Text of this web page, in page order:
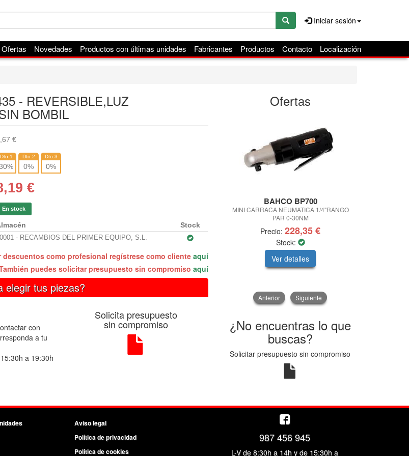
Iniciar sesión
Ofertas Novedades Productos con últimas unidades Fabricantes Productos Contacto Localización
- REVERSIBLE,LUZ
BOMBIL
€
Dto.1
%
Dto.2
0%
Dto.3
0%
€
En stock
Stock
- RECAMBIOS DEL PRIMER EQUIPO, S.L.
como profesional regístrese como cliente aquí
puedes solicitar presupuesto sin compromiso aquí
elegir tus piezas?
con
a tu
a 19:30h
Solicita presupuesto
sin compromiso
Ofertas
BAHCO BP700
MINI CARRACA NEUMATICA 1/4"RANGO
PAR 0-30NM
Precio: 228,35 €
Stock:
Ver detalles
Anterior Siguiente
¿No encuentras lo que
buscas?
Solicitar presupuesto sin compromiso
Aviso legal
Política de privacidad
Política de cookies
987 456 945
L-V de 8:30h a 14h y de 15:30h a